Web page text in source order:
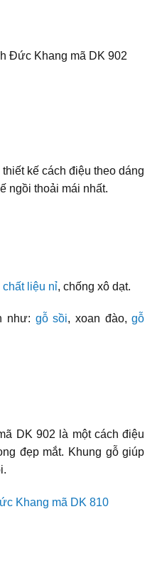
Đức Khang mã DK 902
kế cách điệu theo dáng
ngồi thoải mái nhất.
chất liệu nỉ, chống xô dạt.
như: gỗ sồi, xoan đào,gỗ
DK 902 là một cách điệu
đẹp mắt. Khung gỗ giúp
Khang mã DK 810